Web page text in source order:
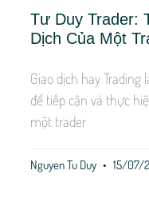
Tư Duy Trader:
Dịch Của Một
Giao dịch hay
để tiếp cận và thực
một trader
Nguyen Tu Duy 15/07/